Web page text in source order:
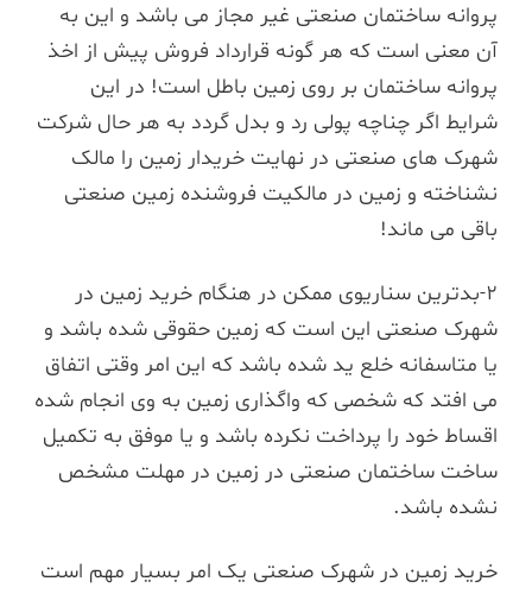
پروانه ساختمان صنعتی غیر مجاز می باشد و این به
آن معنی است که هر گونه قرارداد فروش پیش از اخذ
پروانه ساختمان بر روی زمین باطل است! در این
شرایط اگر چناچه پولی رد و بدل گردد به هر حال شرکت
شهرک های صنعتی در نهایت خریدار زمین را مالک
نشناخته و زمین در مالکیت فروشنده زمین صنعتی
باقی می ماند!
2-بدترین سناریوی ممکن در هنگام خرید زمین در
شهرک صنعتی این است که زمین حقوقی شده باشد و
یا متاسفانه خلع ید شده باشد که این امر وقتی اتفاق
می افتد که شخصی که واگذاری زمین به وی انجام شده
اقساط خود را پرداخت نکرده باشد و یا موفق به تکمیل
ساخت ساختمان صنعتی در زمین در مهلت مشخص
نشده باشد.
خرید زمین در شهرک صنعتی یک امر بسیار مهم است